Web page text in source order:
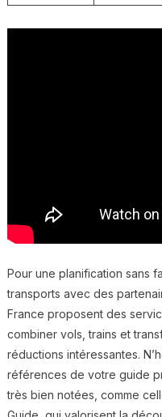
Pour une planification sans
transports avec des
France proposent des
combiner vols, trains et
réductions intéressantes.
références de votre guide
très bien notées, comme